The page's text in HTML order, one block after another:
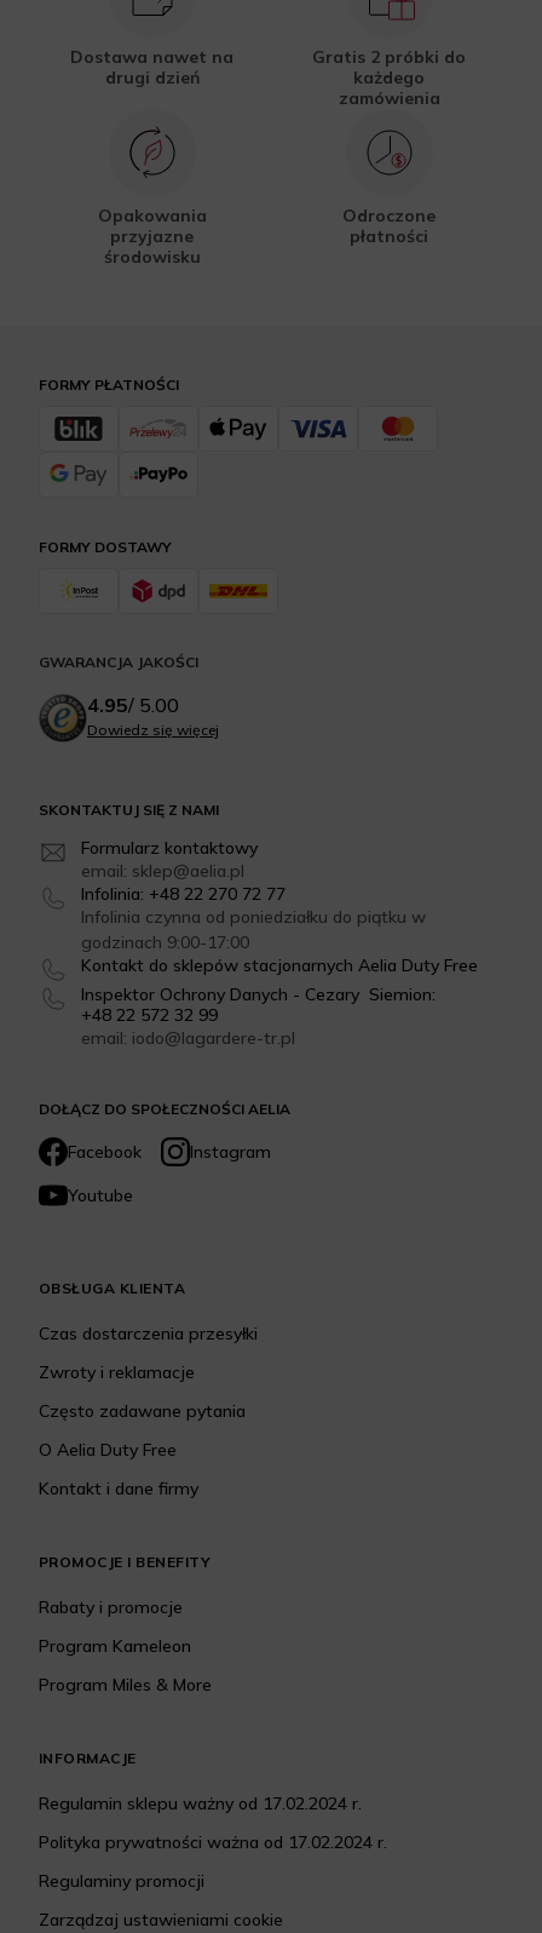
Dostawa nawet na
drugi dzień
Gratis 2 próbki do
każdego
zamówienia
Opakowania
przyjazne
środowisku
Odroczone
płatności
DOŁĄCZ DO SPOŁECZNOŚCI AELIA
Facebook
Instagram
Youtube
SKONTAKTUJ SIĘ Z NAMI
Formularz kontaktowy
email: sklep@aelia.pl
Infolinia: +48 22 270 72 77
Infolinia czynna od poniedziałku do piątku w
godzinach 9:00-17:00
Kontakt do sklepów stacjonarnych Aelia Duty Free
Inspektor Ochrony Danych - Cezary Siemion:
+48 22 572 32 99
email: iodo@lagardere-tr.pl
FORMY DOSTAWY
FORMY PŁATNOŚCI
OBSŁUGA KLIENTA
Czas dostarczenia przesyłki
Zwroty i reklamacje
Często zadawane pytania
O Aelia Duty Free
Kontakt i dane firmy
PROMOCJE I BENEFITY
Rabaty i promocje
Program Kameleon
Program Miles & More
INFORMACJE
Regulamin sklepu ważny od 17.02.2024 r.
Polityka prywatności ważna od 17.02.2024 r.
Regulaminy promocji
Zarządzaj ustawieniami cookie
GWARANCJA JAKOŚCI
4.95/ 5.00
Dowiedz się więcej